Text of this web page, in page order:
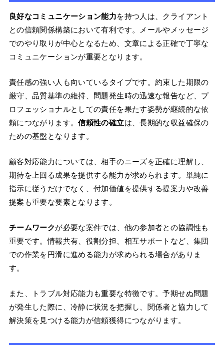
良好なコミュニケーション能力を持つ人は、クライアント
との信頼関係構築において有利です。メールやメッセージ
でのやり取りが中心となるため、文章による正確で丁寧な
コミュニケーションが重要となります。
責任感の強い人も向いているタイプです。約束した期限の
厳守、品質基準の維持、問題発生時の迅速な報告など、プ
ロフェッショナルとしての責任を果たす姿勢が継続的な依
頼につながります。信頼性の確立は、長期的な収益確保の
ための基盤となります。
顧客対応能力については、相手のニーズを正確に理解し、
期待を上回る成果を提供する能力が求められます。単純に
指示に従うだけでなく、付加価値を提供する提案力や改善
提案も重要な要素となります。
チームワークが必要な案件では、他の参加者との協調性も
重要です。情報共有、役割分担、相互サポートなど、集団
での作業を円滑に進める能力が求められる場合がありま
す。
また、トラブル対応能力も重要な特徴です。予期せぬ問題
が発生した際に、冷静に状況を把握し、関係者と協力して
解決策を見つける能力が信頼獲得につながります。